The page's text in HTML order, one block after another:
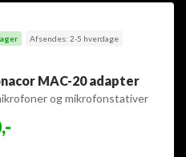
Afsendes: 2-5 hverdage
MAC-20 adapter
og mikrofonstativer